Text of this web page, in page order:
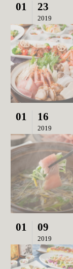
01 23
2019
01 16
2019
01 09
2019